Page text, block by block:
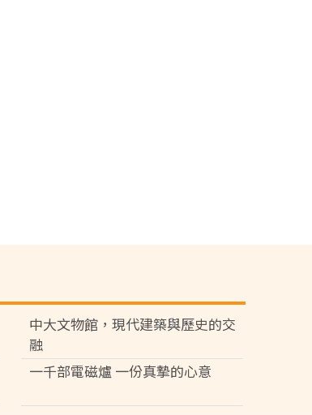
中大文物館，現代建築與歷史的交
融
一千部電磁爐 一份真摯的心意